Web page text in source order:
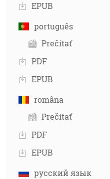
EPUB
português
Prečítať
PDF
EPUB
româna
Prečítať
PDF
EPUB
русский язык